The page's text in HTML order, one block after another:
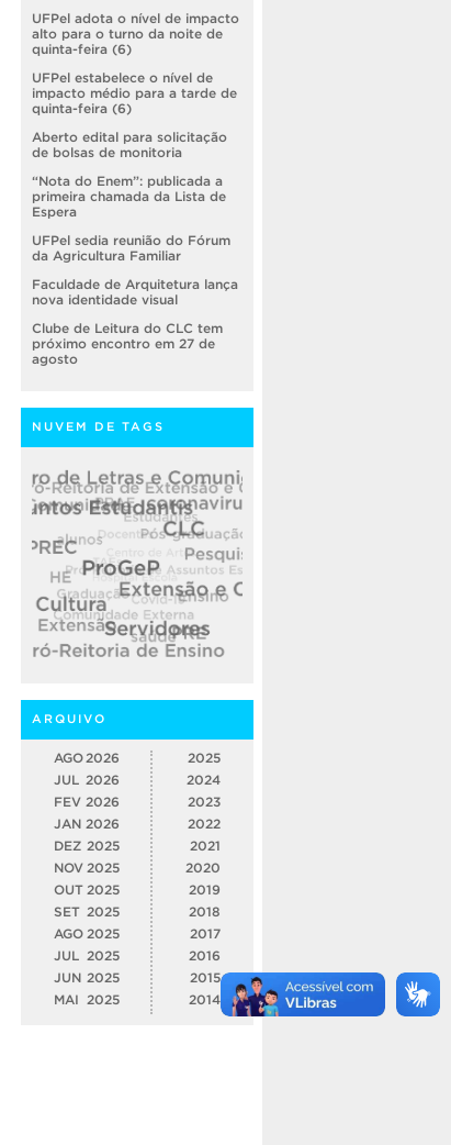
UFPel adota o nível de impacto
alto para o turno da noite de
quinta-feira (6)
UFPel estabelece o nível de
impacto médio para a tarde de
quinta-feira (6)
Aberto edital para solicitação
de bolsas de monitoria
“Nota do Enem”: publicada a
primeira chamada da Lista de
Espera
UFPel sedia reunião do Fórum
da Agricultura Familiar
Faculdade de Arquitetura lança
nova identidade visual
Clube de Leitura do CLC tem
próximo encontro em 27 de
agosto
NUVEM DE TAGS
ARQUIVO
AGO 2026
JUL 2026
FEV 2026
JAN 2026
DEZ 2025
NOV 2025
OUT 2025
SET 2025
AGO 2025
JUL
2025
JUN 2025
MAI
2025
2025
2024
2023
2022
2021
2020
2019
2018
2017
2016
2015
2014